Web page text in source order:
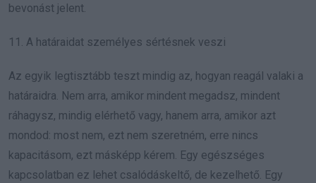
bevonást jelent.
11. A határaidat személyes sértésnek veszi
Az egyik legtisztább teszt mindig az, hogyan reagál valaki a
határaidra. Nem arra, amikor mindent megadsz, mindent
ráhagysz, mindig elérhető vagy, hanem arra, amikor azt
mondod: most nem, ezt nem szeretném, erre nincs
kapacitásom, ezt másképp kérem. Egy egészséges
kapcsolatban ez lehet csalódáskeltő, de kezelhető. Egy